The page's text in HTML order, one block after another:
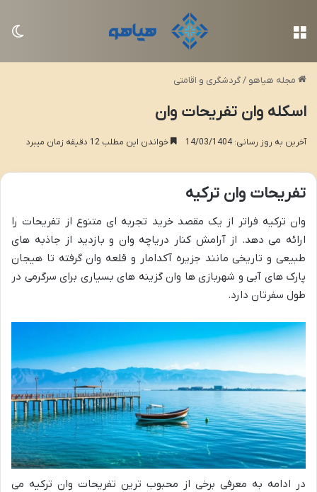
مجله هیاهو /گردشگری و اقامتی
اسکله وان تفریحات وان
آخرین به روز رسانی: 14/03/1404 خواندن این مطلب 12 دقیقه زمان میبرد
تفریحات وان ترکیه
وان ترکیه فراتر از یک مقصد خرید تجربه ای متنوع از تفریحات را
ارائه می دهد. از آرامش کنار دریاچه وان و بازدید از جاذبه های
طبیعی و تاریخی مانند جزیره آکدامار و قلعه وان گرفته تا هیجان
پارک های آبی و شهربازی ها وان گزینه های بسیاری برای سرگرمی در
طول سفرتان دارد.
در ادامه به معرفی برخی از محبوب ترین تفریحات وان ترکیه می